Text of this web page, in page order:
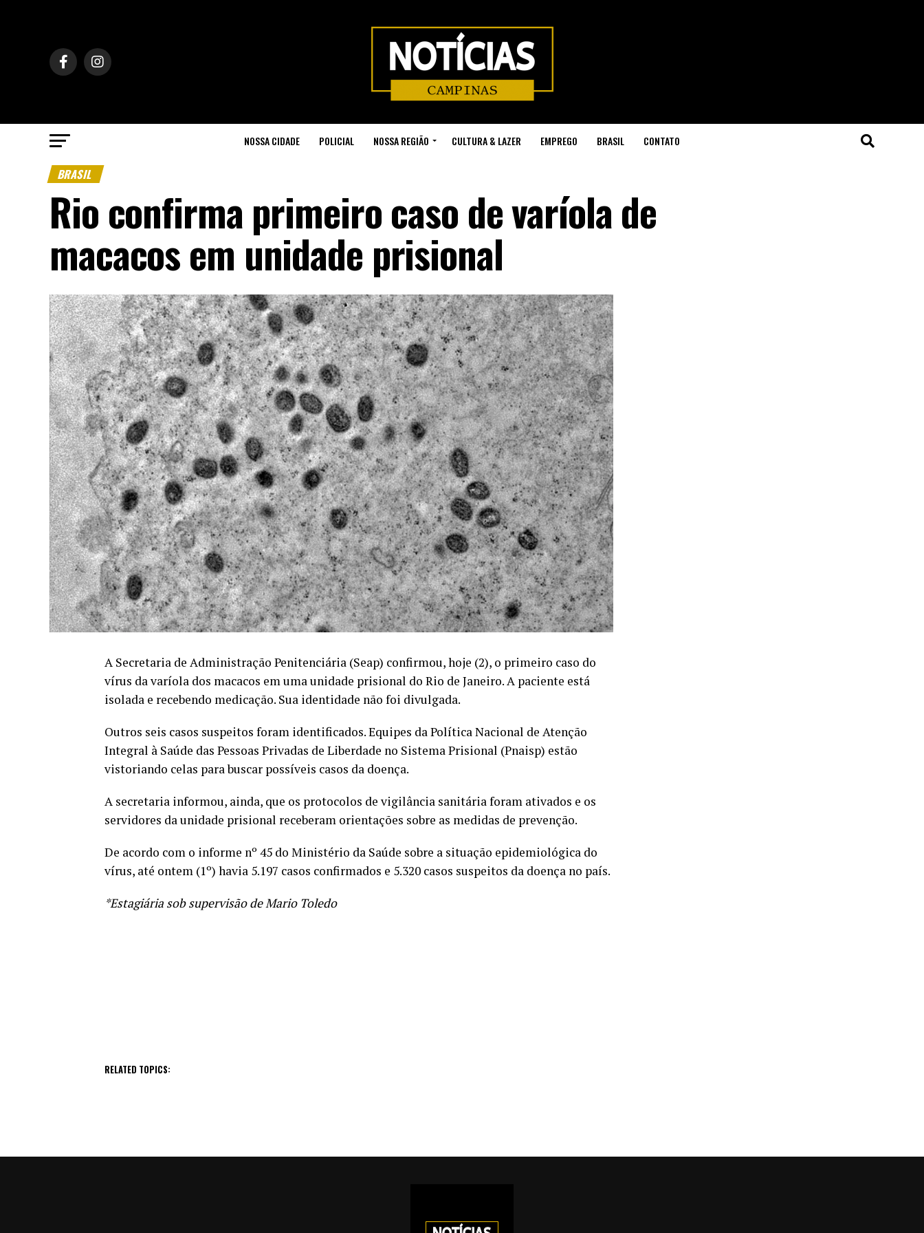
NOSSA CIDADE POLICIAL NOSSA REGIÃO CULTURA & LAZER EMPREGO BRASIL CONTATO
BRASIL
Rio confirma primeiro caso de varíola de
macacos em unidade prisional
A Secretaria de Administração Penitenciária (Seap) confirmou, hoje (2), o primeiro caso do
vírus da varíola dos macacos em uma unidade prisional do Rio de Janeiro. A paciente está
isolada e recebendo medicação. Sua identidade não foi divulgada.
Outros seis casos suspeitos foram identificados. Equipes da Política Nacional de Atenção
Integral à Saúde das Pessoas Privadas de Liberdade no Sistema Prisional (Pnaisp) estão
vistoriando celas para buscar possíveis casos da doença.
A secretaria informou, ainda, que os protocolos de vigilância sanitária foram ativados e os
servidores da unidade prisional receberam orientações sobre as medidas de prevenção.
De acordo com o informe nº 45 do Ministério da Saúde sobre a situação epidemiológica do
vírus, até ontem (1º) havia 5.197 casos confirmados e 5.320 casos suspeitos da doença no país.
*Estagiária sob supervisão de Mario Toledo
RELATED TOPICS: